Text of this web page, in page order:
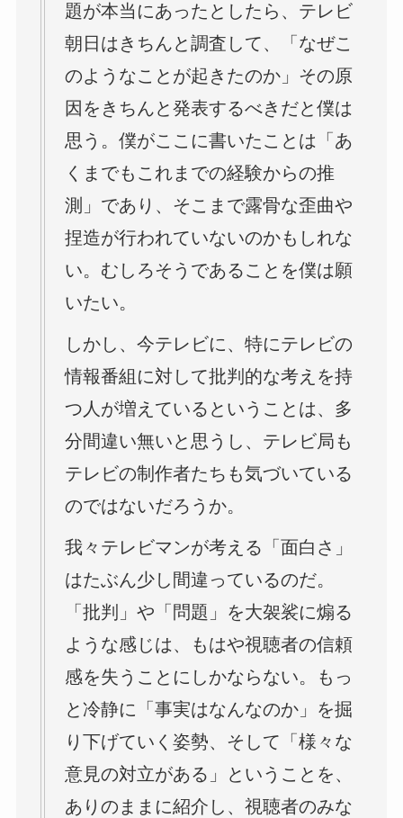
題が本当にあったとしたら、テレビ
朝日はきちんと調査して、「なぜこ
のようなことが起きたのか」その原
因をきちんと発表するべきだと僕は
思う。僕がここに書いたことは「あ
くまでもこれまでの経験からの推
測」であり、そこまで露骨な歪曲や
捏造が行われていないのかもしれな
い。むしろそうであることを僕は願
いたい。
しかし、今テレビに、特にテレビの
情報番組に対して批判的な考えを持
つ人が増えているということは、多
分間違い無いと思うし、テレビ局も
テレビの制作者たちも気づいている
のではないだろうか。
我々テレビマンが考える「面白さ」
はたぶん少し間違っているのだ。
「批判」や「問題」を大袈裟に煽る
ような感じは、もはや視聴者の信頼
感を失うことにしかならない。もっ
と冷静に「事実はなんなのか」を掘
り下げていく姿勢、そして「様々な
意見の対立がある」ということを、
ありのままに紹介し、視聴者のみな